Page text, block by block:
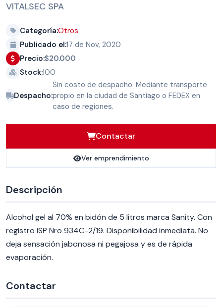
VITALSEC SPA
Categoría:Otros
Publicado el:17 de Nov, 2020
Precio:$20.000
Stock:100
Despacho:
Sin costo de despacho. Mediante transporte
propio en la ciudad de Santiago o FEDEX en
caso de regiones.
Contactar
Ver emprendimiento
Descripción
Alcohol gel al 70% en bidón de 5 litros marca Sanity. Con
registro ISP Nro 934C-2/19. Disponibilidad inmediata. No
deja sensación jabonosa ni pegajosa y es de rápida
evaporación.
Contactar